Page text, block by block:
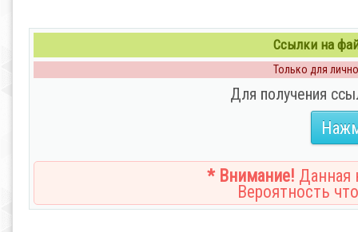
Ссылки на
Только для
Для получения
* Внимание! Данная
Вероятность